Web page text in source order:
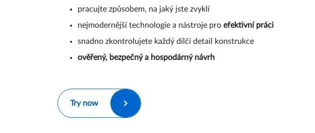
pracujte způsobem, na jaký jste zvyklí
nejmodernější technologie a nástroje pro efektivní práci
snadno zkontrolujete každý dílčí detail konstrukce
ověřený, bezpečný a hospodárný návrh
Try now